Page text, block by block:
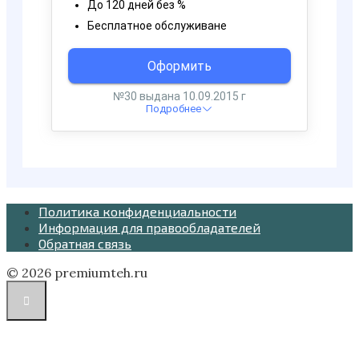
Политика конфиденциальности
Информация для правообладателей
Обратная связь
© 2026 premiumteh.ru